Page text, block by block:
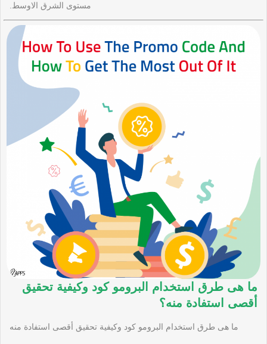
مستوى الشرق الاوسط.
ما هى طرق استخدام البرومو كود وكيفية تحقيق
أقصى استفادة منه؟
ما هى طرق استخدام البرومو كود وكيفية تحقيق أقصى استفادة منه